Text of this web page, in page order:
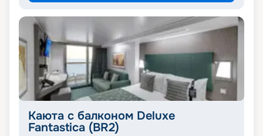
Каюта с балконом Deluxe
Fantastica (BR2)